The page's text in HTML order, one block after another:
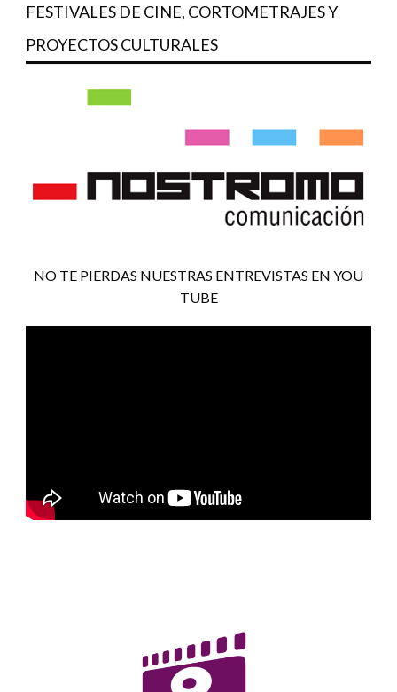
FESTIVALES DE CINE, CORTOMETRAJES Y
PROYECTOS CULTURALES
NO TE PIERDAS NUESTRAS ENTREVISTAS EN YOU
TUBE